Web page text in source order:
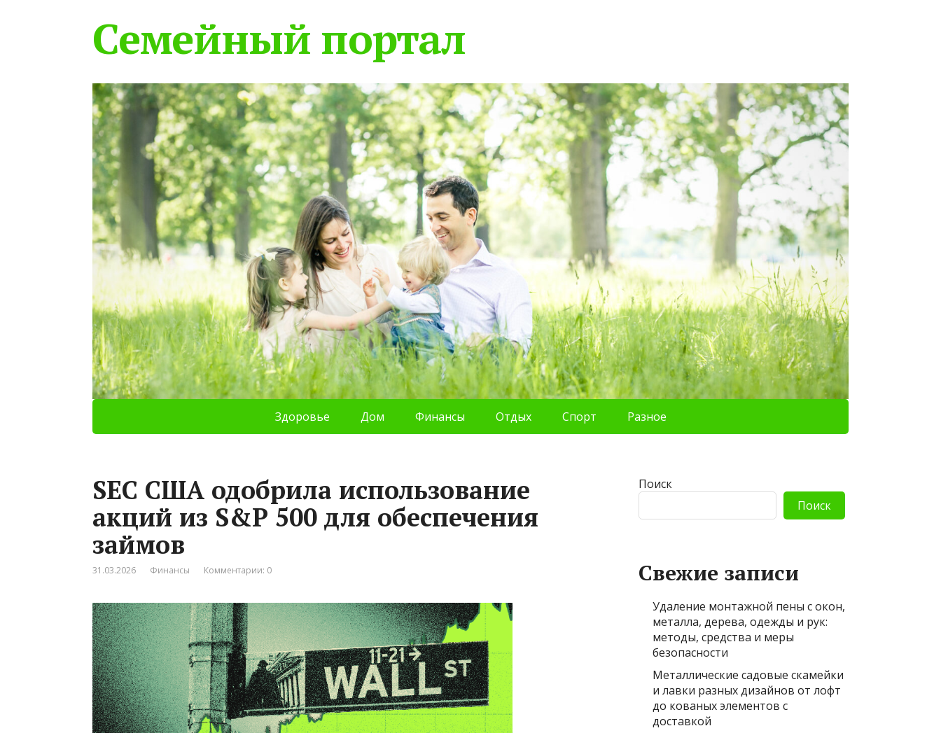
Семейный портал
Здоровье Дом Финансы Отдых Спорт Разное
SEC США одобрила использование
акций из S&P 500 для обеспечения
займов
31.03.2026 Финансы Комментарии: 0
Поиск
Поиск
Свежие записи
Удаление монтажной пены с окон,
металла, дерева, одежды и рук:
методы, средства и меры
безопасности
Металлические садовые скамейки
и лавки разных дизайнов от лофт
до кованых элементов с
доставкой